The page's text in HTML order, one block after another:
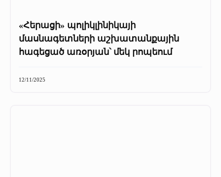
«Հերացի» պոլիկլինիկայի
մասնագետների աշխատանքային
հագեցած առօրյան՝ մեկ րոպեում
12/11/2025